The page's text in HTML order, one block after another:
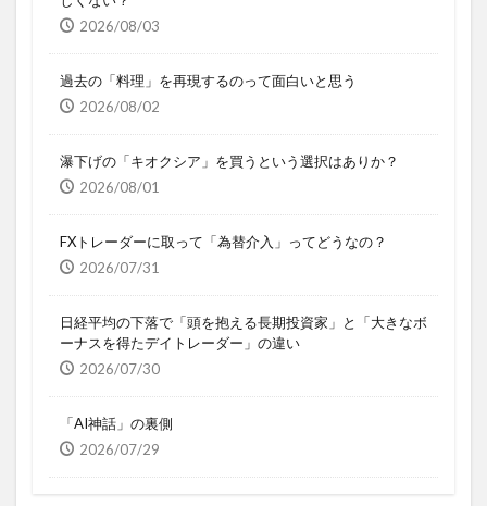
2026/08/03
過去の「料理」を再現するのって面白いと思う
2026/08/02
瀑下げの「キオクシア」を買うという選択はありか？
2026/08/01
FXトレーダーに取って「為替介入」ってどうなの？
2026/07/31
日経平均の下落で「頭を抱える長期投資家」と「大きなボ
ーナスを得たデイトレーダー」の違い
2026/07/30
「AI神話」の裏側
2026/07/29